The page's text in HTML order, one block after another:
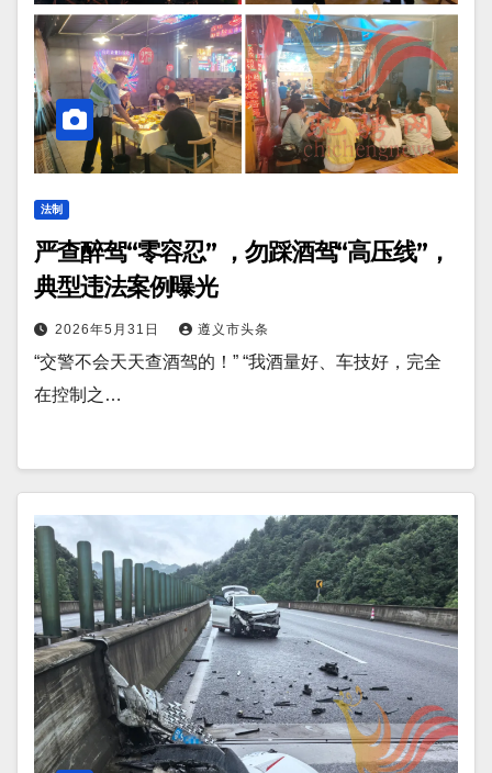
法制
严查醉驾“零容忍” ，勿踩酒驾“高压线”，
典型违法案例曝光
2026年5月31日 遵义市头条
“交警不会天天查酒驾的！” “我酒量好、车技好，完全
在控制之…